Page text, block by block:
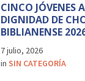
CINCO JÓVENES
DIGNIDAD DE
BIBLIANENSE
7 julio, 2026
in SIN CATEGORÍA